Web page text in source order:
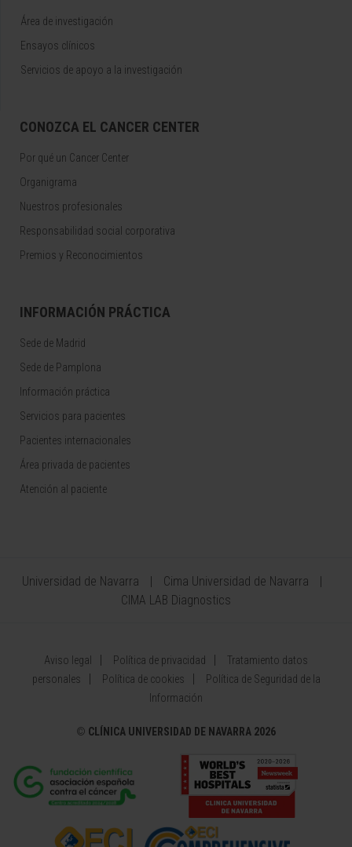
Área de investigación
Ensayos clínicos
Servicios de apoyo a la investigación
CONOZCA EL CANCER CENTER
Por qué un Cancer Center
Organigrama
Nuestros profesionales
Responsabilidad social corporativa
Premios y Reconocimientos
INFORMACIÓN PRÁCTICA
Sede de Madrid
Sede de Pamplona
Información práctica
Servicios para pacientes
Pacientes internacionales
Área privada de pacientes
Atención al paciente
Universidad de Navarra
Cima Universidad de Navarra
CIMA LAB Diagnostics
Aviso legal Política de privacidad
Tratamiento datos
personales
Política de cookies
Política de Seguridad de la
Información
© CLÍNICA UNIVERSIDAD DE NAVARRA 2026